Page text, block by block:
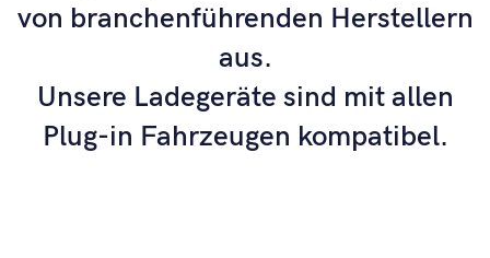
von branchenführenden Herstellern
aus.
Unsere Ladegeräte sind mit allen
Plug-in Fahrzeugen kompatibel.